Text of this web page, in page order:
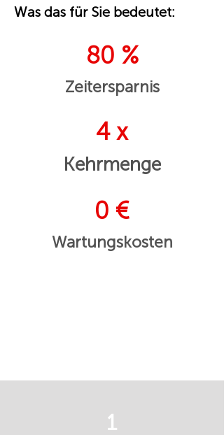
Was das für Sie bedeutet:
80 %
Zeitersparnis
4 x
Kehrmenge
0 €
Wartungskosten
1